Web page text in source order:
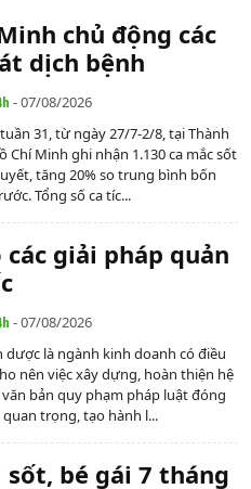
chủ động các
dịch bệnh
- 07/08/2026
31, từ ngày 27/7-2/8, tại Thành
Chí Minh ghi nhận 1.130 ca mắc sốt
tăng 20% so trung bình bốn
Tổng số ca tíc...
giải pháp quản
- 07/08/2026
dược là ngành kinh doanh có điều
nên việc xây dựng, hoàn thiện hệ
bản quy phạm pháp luật đóng
trọng, tạo hành l...
bé gái 7 tháng